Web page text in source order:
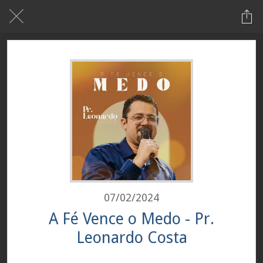
07/02/2024
A Fé Vence o Medo - Pr.
Leonardo Costa